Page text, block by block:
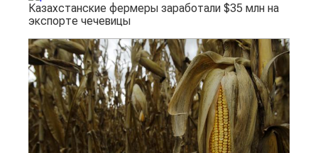
Казахстанские фермеры заработали $35 млн на
экспорте чечевицы